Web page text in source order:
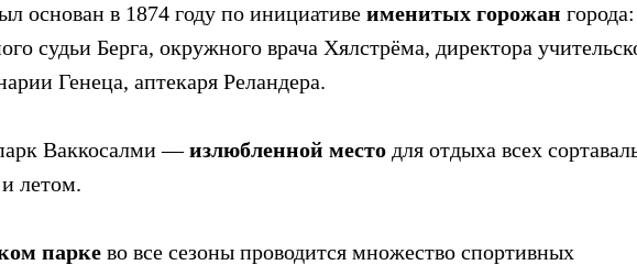
основан в 1874 году по инициативе именитых горожан города:
судьи Берга, окружного врача Хялстрёма, директора
Генеца, аптекаря Реландера.
Ваккосалми —излюбленной место для отдыха всех
летом.
парке во все сезоны проводится множество спортивных